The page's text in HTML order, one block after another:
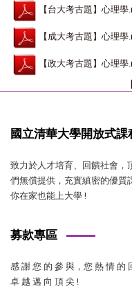
【台大考古題】心理學
【成大考古題】心理學
【政大考古題】心理學
國立清華大學開放式課
致力於人才培育、回饋社會，
們無償提供，充實縝密的優質
你在家也能上大學 !
募款專區
感 謝 您 的 參 與，您 熱 情 的
卓 越 邁 向 頂 尖 !